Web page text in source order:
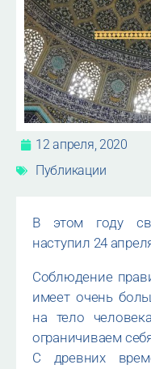
12 апреля, 2020
Публикации
В этом году
наступил 24
Соблюдение
имеет очень
на тело
ограничиваем
С древних